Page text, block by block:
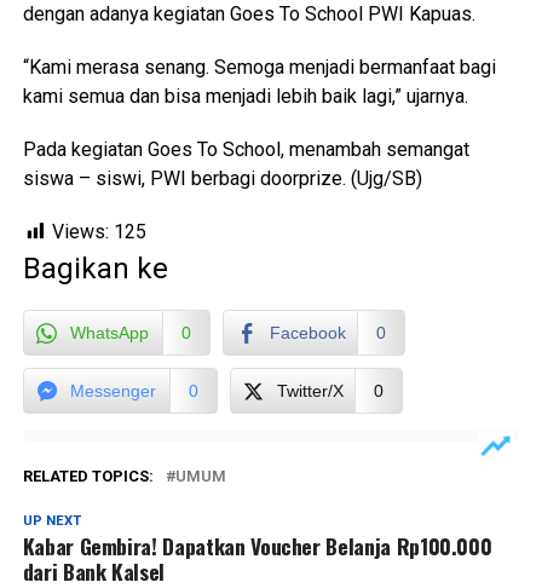
dengan adanya kegiatan Goes To School PWI Kapuas.
“Kami merasa senang. Semoga menjadi bermanfaat bagi
kami semua dan bisa menjadi lebih baik lagi,” ujarnya.
Pada kegiatan Goes To School, menambah semangat
siswa – siswi, PWI berbagi doorprize. (Ujg/SB)
Views: 125
Bagikan ke
WhatsApp 0 Facebook 0
Messenger 0 Twitter/X 0
RELATED TOPICS: UMUM
UP NEXT
Kabar Gembira! Dapatkan Voucher Belanja Rp100.000
dari Bank Kalsel